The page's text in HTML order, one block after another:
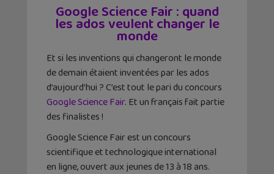
Google Science Fair : quand
les ados veulent changer le
monde
Et si les inventions qui changeront le monde
de demain étaient inventées par les ados
d’aujourd’hui ? C’est tout le pari du concours
Google Science Fair. Et un français fait partie
des finalistes !
Google Science Fair est un concours
scientifique et technologique international
en ligne, ouvert aux jeunes de 13 à 18 ans.